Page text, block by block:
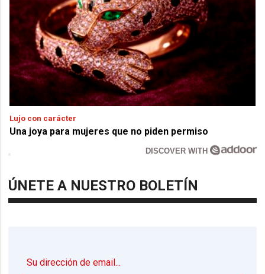
Lujo con carácter
Una joya para mujeres que no piden permiso
DISCOVER WITH
ÚNETE A NUESTRO BOLETÍN